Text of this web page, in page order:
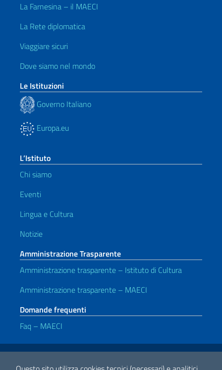
La Farnesina – il MAECI
La Rete diplomatica
Viaggiare sicuri
Dove siamo nel mondo
Le Istituzioni
Governo Italiano
Europa.eu
L’Istituto
Chi siamo
Eventi
Lingua e Cultura
Notizie
Amministrazione Trasparente
Amministrazione trasparente – Istituto di Cultura
Amministrazione trasparente – MAECI
Domande frequenti
Faq – MAECI
Link Utili